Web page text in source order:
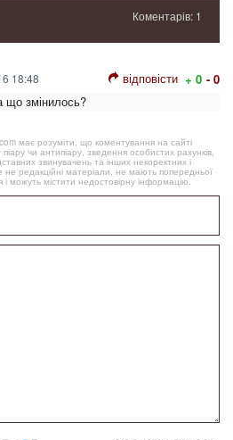
Коментарів: 1
18:48 відповісти + 0 - 0
що змінилось?
має розуміти, що коментування на сайті
чи антипіару, зведення особистих рахунків,
звинувачень та інших некоректних і
не редакційні матеріали, не мають попередньої
і можуть містити недостовірну інформацію.